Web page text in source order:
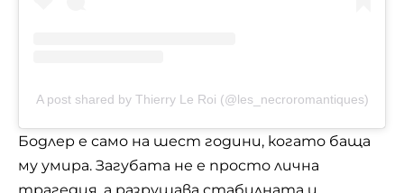
A post shared by Thierry Le Roi (@les_necroromantiques)
Бодлер е само на шест години, когато баща
му умира. Загубата не е просто лична